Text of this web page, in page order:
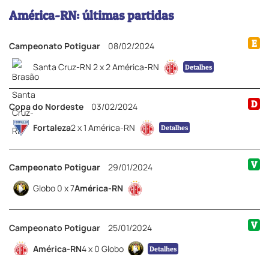
América-RN: últimas partidas
Campeonato Potiguar 08/02/2024 E
Santa Cruz-RN 2 x 2 América-RN Detalhes
Copa do Nordeste 03/02/2024 D
Fortaleza2 x 1 América-RN Detalhes
Campeonato Potiguar 29/01/2024 V
Globo 0 x 7América-RN
Campeonato Potiguar 25/01/2024 V
América-RN4 x 0 Globo Detalhes